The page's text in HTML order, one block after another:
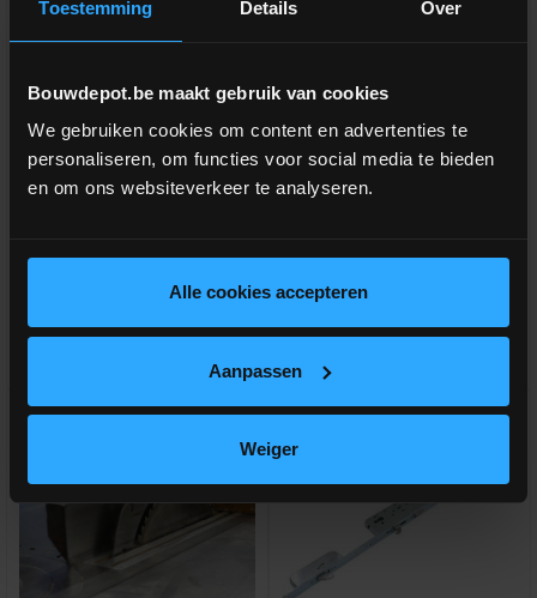
Toestemming Details Over
Bouwdepot.be maakt gebruik van cookies
We gebruiken cookies om content en advertenties te
personaliseren, om functies voor social media te bieden
en om ons websiteverkeer te analyseren.
Alle cookies accepteren
Aanpassen
Weiger
Deurklink inox 19mm L-vorm
Rechte deurkruk met gebogen
hoek + rozet voor slot
€ 41,00
Deurklink inox 19mm U-vorm
Gebogen deurkruk + rozet voor
slot